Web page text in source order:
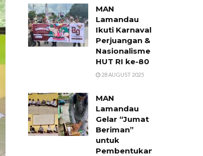
MAN
Lamandau
Ikuti Karnaval
Perjuangan &
Nasionalisme
HUT RI ke-80
28 AUGUST 2025
MAN
Lamandau
Gelar “Jumat
Beriman”
untuk
Pembentukan